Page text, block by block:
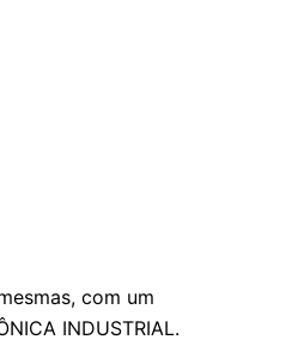
com um
INDUSTRIAL.